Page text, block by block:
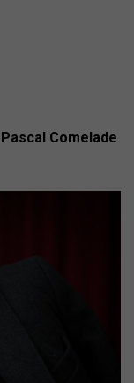
Pascal Comelade.